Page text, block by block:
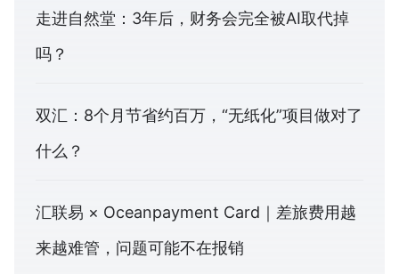
走进自然堂：3年后，财务会完全被AI取代掉
吗？
双汇：8个月节省约百万，“无纸化”项目做对了
什么？
汇联易 × Oceanpayment Card｜差旅费用越
来越难管，问题可能不在报销